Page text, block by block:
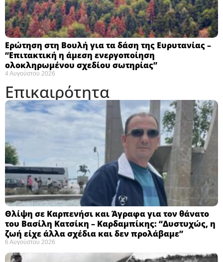
Ερώτηση στη Βουλή για τα δάση της Ευρυτανίας –
“Eπιτακτική η άμεση ενεργοποίηση
ολοκληρωμένου σχεδίου σωτηρίας”
4 Αυγούστου 2026
Επικαιρότητα
Θλίψη σε Καρπενήσι και Άγραφα για τον θάνατο
του Βασίλη Κατσίκη – Καρδαμπίκης: “Δυστυχώς, η
ζωή είχε άλλα σχέδια και δεν προλάβαμε”
6 Αυγούστου 2026